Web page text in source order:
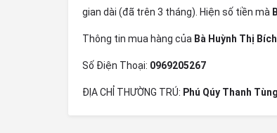
gian dài (đã trên 3 tháng). Hiện số tiền mà
Thông tin mua hàng của Bà Huỳnh Thị
Số Điện Thoại: 0969205267
ĐỊA CHỈ THƯỜNG TRÚ: Phú Qúy Thanh